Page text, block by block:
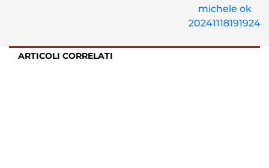
ARTICOLI CORRELATI